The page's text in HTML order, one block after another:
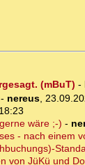
(mBuT) -
- nereus,
wäre ;-) -
- nach einem
von JüKü und